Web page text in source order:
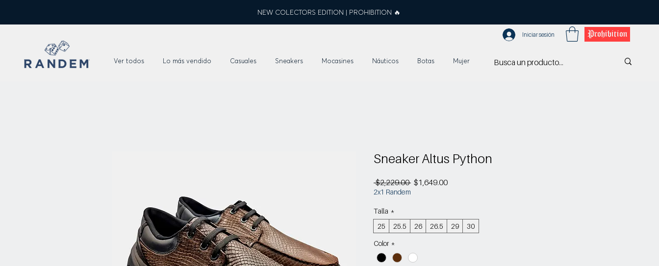
NEW COLECTORS EDITION | PROHIBITION 🔥
Iniciar sesión Prohibition
Ver todos Lo más vendido Casuales Sneakers Mocasines Náuticos Botas Mujer
Sneaker Altus Python
$2,229.00 Precio
$1,649.00Precio de oferta
2x1 Randem
Talla *
25
25.5 26 26.5 29 30
Color *